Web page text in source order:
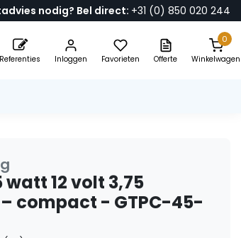
nodig? Bel direct: +31 (0) 850 020 244
Referenties Inloggen Favorieten Offerte
0
Winkelwagen
watt 12 volt 3,75
compact - GTPC-45-